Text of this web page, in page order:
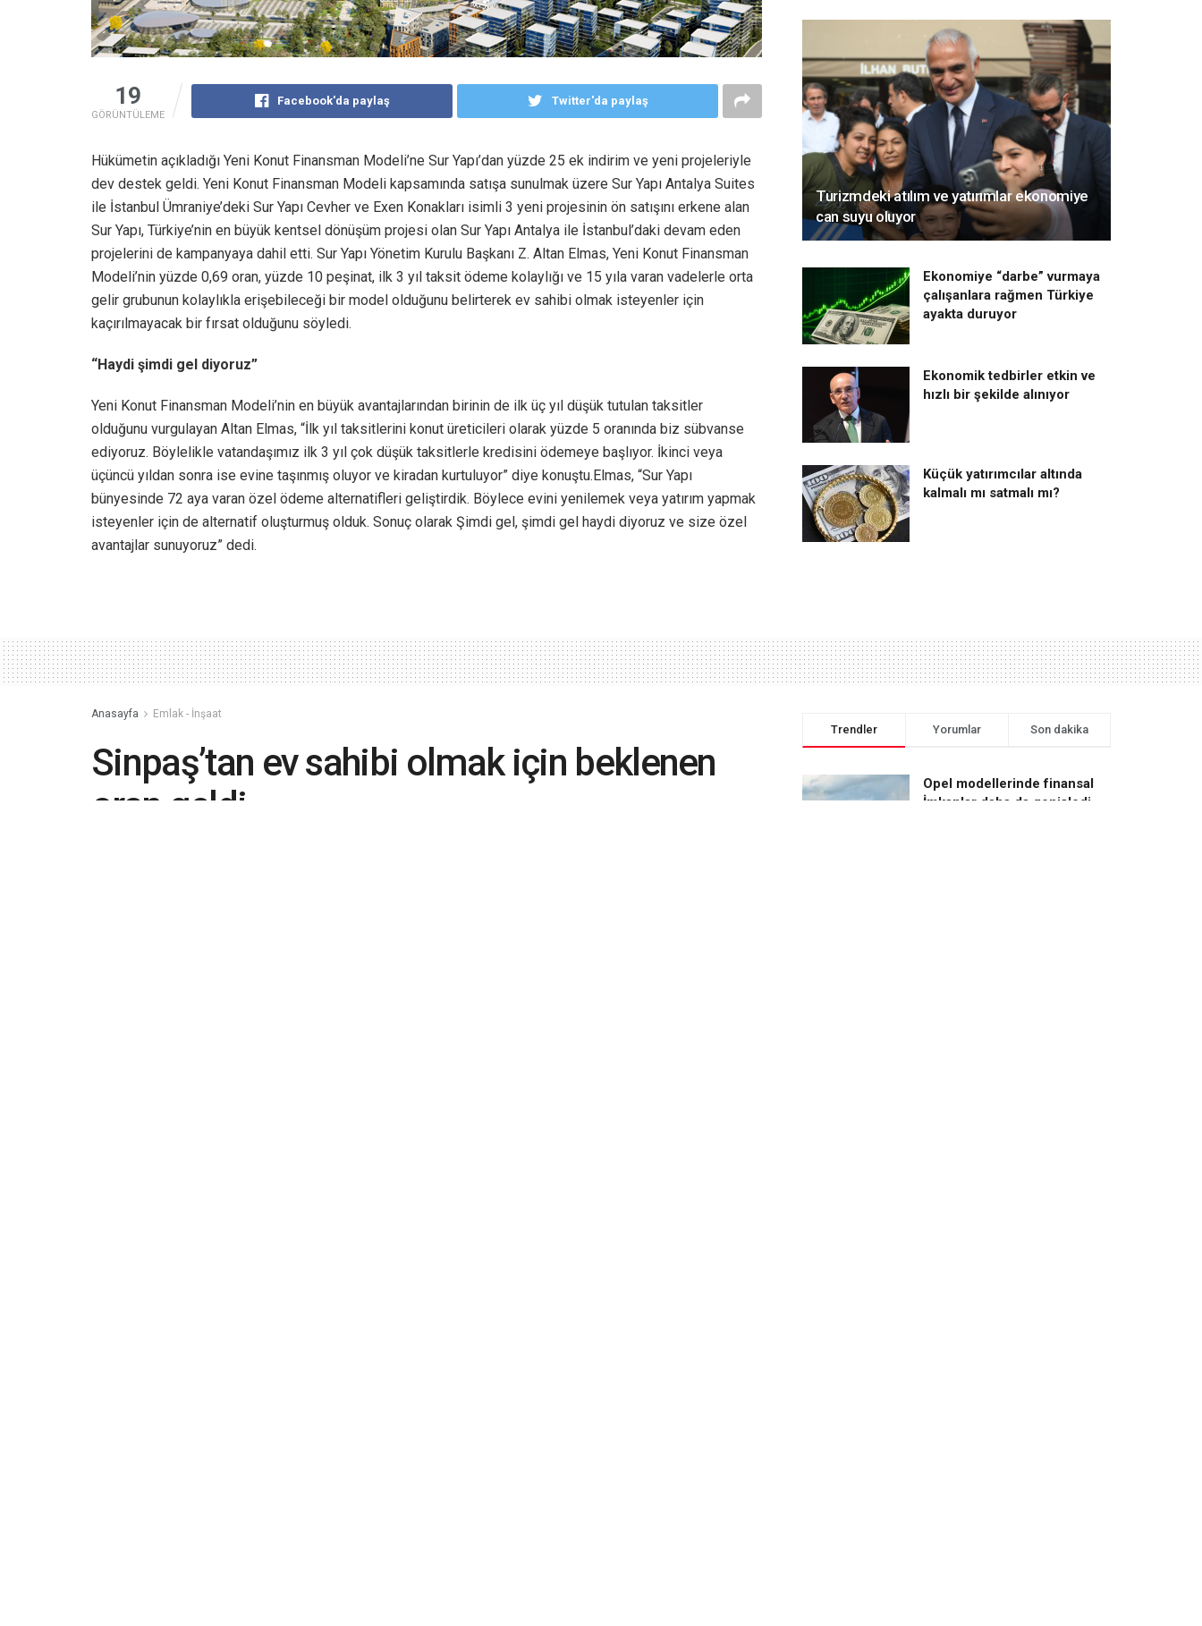
19
GÖRÜNTÜLEME
Facebook'da paylaş Twitter'da paylaş
Hükümetin açıkladığı Yeni Konut Finansman Modeli’ne Sur Yapı’dan yüzde 25 ek indirim ve yeni projeleriyle
dev destek geldi. Yeni Konut Finansman Modeli kapsamında satışa sunulmak üzere Sur Yapı Antalya Suites
ile İstanbul Ümraniye’deki Sur Yapı Cevher ve Exen Konakları isimli 3 yeni projesinin ön satışını erkene alan
Sur Yapı, Türkiye’nin en büyük kentsel dönüşüm projesi olan Sur Yapı Antalya ile İstanbul’daki devam eden
projelerini de kampanyaya dahil etti. Sur Yapı Yönetim Kurulu Başkanı Z. Altan Elmas, Yeni Konut Finansman
Modeli’nin yüzde 0,69 oran, yüzde 10 peşinat, ilk 3 yıl taksit ödeme kolaylığı ve 15 yıla varan vadelerle orta
gelir grubunun kolaylıkla erişebileceği bir model olduğunu belirterek ev sahibi olmak isteyenler için
kaçırılmayacak bir fırsat olduğunu söyledi.
“Haydi şimdi gel diyoruz”
Yeni Konut Finansman Modeli’nin en büyük avantajlarından birinin de ilk üç yıl düşük tutulan taksitler
olduğunu vurgulayan Altan Elmas, “İlk yıl taksitlerini konut üreticileri olarak yüzde 5 oranında biz sübvanse
ediyoruz. Böylelikle vatandaşımız ilk 3 yıl çok düşük taksitlerle kredisini ödemeye başlıyor. İkinci veya
üçüncü yıldan sonra ise evine taşınmış oluyor ve kiradan kurtuluyor” diye konuştu.Elmas, “Sur Yapı
bünyesinde 72 aya varan özel ödeme alternatifleri geliştirdik. Böylece evini yenilemek veya yatırım yapmak
isteyenler için de alternatif oluşturmuş olduk. Sonuç olarak Şimdi gel, şimdi gel haydi diyoruz ve size özel
avantajlar sunuyoruz” dedi.
Turizmdeki atılım ve yatırımlar ekonomiye
can suyu oluyor
Ekonomiye “darbe” vurmaya
çalışanlara rağmen Türkiye
ayakta duruyor
Ekonomik tedbirler etkin ve
hızlı bir şekilde alınıyor
Küçük yatırımcılar altında
kalmalı mı satmalı mı?
Anasayfa Emlak - İnşaat
Sinpaş’tan ev sahibi olmak için beklenen
oran geldi
Trendler Yorumlar Son dakika
Opel modellerinde finansal
İmkanlar daha da genişledi